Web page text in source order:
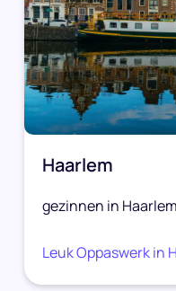
Haarlem
gezinnen in
Leuk Oppaswerk in